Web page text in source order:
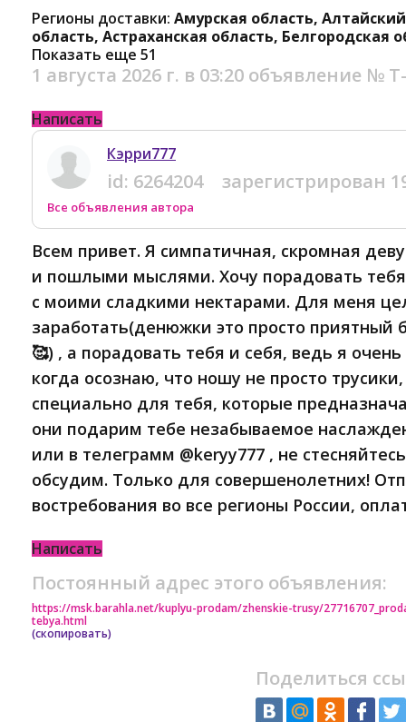
Регионы доставки: Амурская область,
область, Астраханская область, Белгородская
Показать еще 51
1 августа 2026 г. в 03:20 объявление №
Написать
Кэрри777
id: 6264204 зарегистрирован
Все объявления автора
Всем привет. Я симпатичная, скромная
и пошлыми мыслями. Хочу порадовать
с моими сладкими нектарами. Для меня
заработать(денюжки это просто приятный
🥰) , а порадовать тебя и себя, ведь я
когда осознаю, что ношу не просто
специально для тебя, которые
они подарим тебе незабываемое
или в телеграмм @keryy777 , не
обсудим. Только для совершенолетних!
востребования во все регионы России,
Написать
Постоянный адрес этого объявления:
https://msk.barahla.net/kuplyu-prodam/zhenskie-trusy/
tebya.html
(скопировать)
Поделиться